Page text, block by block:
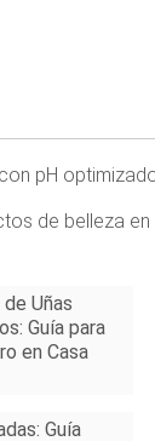
pH
de belleza
Uñas
Guía para
en Casa
Guía